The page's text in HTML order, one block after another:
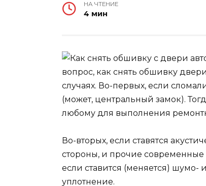
НА ЧТЕНИЕ
4 мин
вопрос, как снять обшивку
случаях. Во-первых, если
(может, центральный замок).
любому для выполнения
Во-вторых, если ставятся
стороны, и прочие современные
если ставится (меняется)
уплотнение.